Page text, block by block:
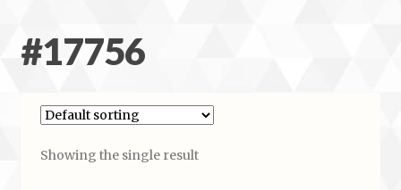
#17756
Showing the single result